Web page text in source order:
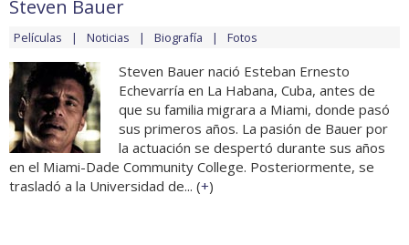
Steven Bauer
Películas Noticias Biografía Fotos
Steven Bauer nació Esteban Ernesto
Echevarría en La Habana, Cuba, antes de
que su familia migrara a Miami, donde pasó
sus primeros años. La pasión de Bauer por
la actuación se despertó durante sus años
en el Miami-Dade Community College. Posteriormente, se
trasladó a la Universidad de... (+)